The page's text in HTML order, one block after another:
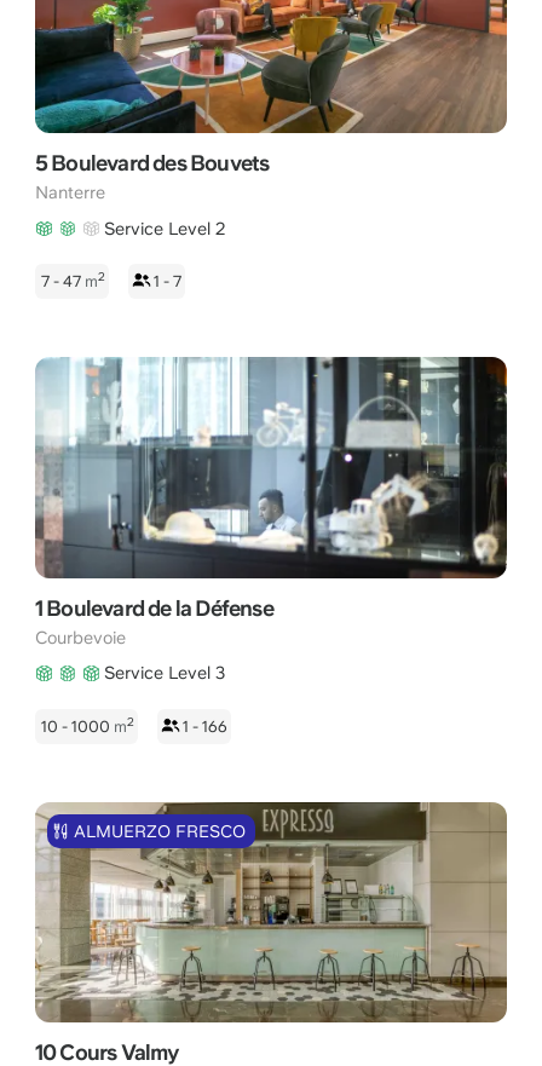
5 Boulevard des Bouvets
Nanterre
Service Level 2
7 - 47 m2 1 - 7
1 Boulevard de la Défense
Courbevoie
Service Level 3
10 - 1000 m2 1 - 166
ALMUERZO FRESCO
10 Cours Valmy